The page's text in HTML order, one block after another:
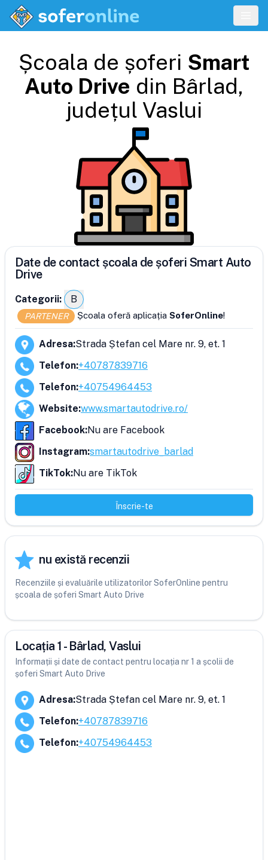
Școala de șoferi Smart
Auto Drive din Bârlad,
județul Vaslui
Date de contact școala de șoferi Smart Auto
Drive
Categorii: B
PARTENER Școala oferă aplicația SoferOnline!
Adresa:Strada Ștefan cel Mare nr. 9, et. 1
Telefon:+40787839716
Telefon:+40754964453
Website:www.smartautodrive.ro/
Facebook:Nu are Facebook
Instagram:smartautodrive_barlad
TikTok:Nu are TikTok
Înscrie-te
nu există recenzii
Recenziile și evaluările utilizatorilor SoferOnline pentru
școala de șoferi Smart Auto Drive
Locația 1 - Bârlad, Vaslui
Informații și date de contact pentru locația nr 1 a școlii de
șoferi Smart Auto Drive
Adresa:Strada Ștefan cel Mare nr. 9, et. 1
Telefon:+40787839716
Telefon:+40754964453